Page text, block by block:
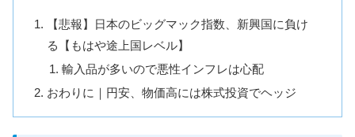
【悲報】日本のビッグマック指数、新興国に負け
る【もはや途上国レベル】
輸入品が多いので悪性インフレは心配
おわりに｜円安、物価高には株式投資でヘッジ